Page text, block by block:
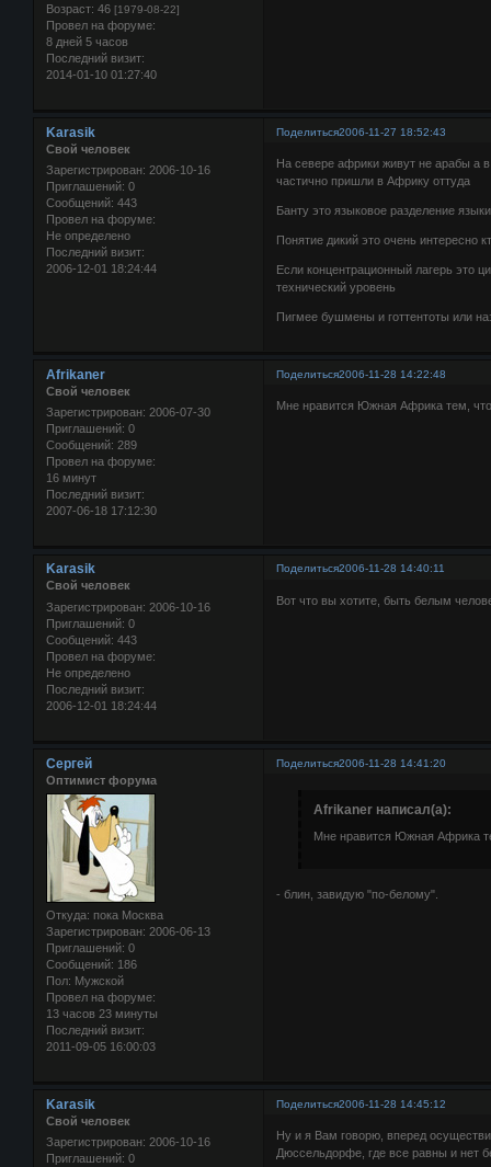
Возраст: 46 [1979-08-22]
Провел на форуме:
8 дней 5 часов
Последний визит:
2014-01-10 01:27:40
Поделиться2006-11-27 18:52:43
Karasik
Свой человек
Зарегистрирован: 2006-10-16
Приглашений: 0
Сообщений: 443
Провел на форуме:
Не определено
Последний визит:
2006-12-01 18:24:44
На севере африки живут не арабы а
частично пришли в Африку оттуда
Банту это языковое разделение
Понятие дикий это очень интересно
Если концентрационный лагерь это
технический уровень
Пигмее бушмены и готтентоты или
Поделиться2006-11-28 14:22:48
Afrikaner
Свой человек
Зарегистрирован: 2006-07-30
Приглашений: 0
Сообщений: 289
Провел на форуме:
16 минут
Последний визит:
2007-06-18 17:12:30
Мне нравится Южная Африка тем,
Поделиться2006-11-28 14:40:11
Karasik
Свой человек
Зарегистрирован: 2006-10-16
Приглашений: 0
Сообщений: 443
Провел на форуме:
Не определено
Последний визит:
2006-12-01 18:24:44
Вот что вы хотите, быть белым
Поделиться2006-11-28 14:41:20
Сергей
Оптимист форума
Откуда: пока Москва
Зарегистрирован: 2006-06-13
Приглашений: 0
Сообщений: 186
Пол: Мужской
Провел на форуме:
13 часов 23 минуты
Последний визит:
2011-09-05 16:00:03
Afrikaner написал(а):
Мне нравится Южная Африка
- блин, завидую "по-белому".
Поделиться2006-11-28 14:45:12
Karasik
Свой человек
Зарегистрирован: 2006-10-16
Приглашений: 0
Ну и я Вам говорю, вперед
Дюссельдорфе, где все равны и нет